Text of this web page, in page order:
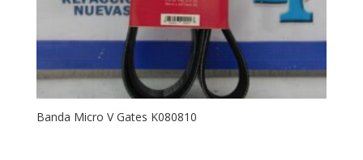
Banda Micro V Gates K080810